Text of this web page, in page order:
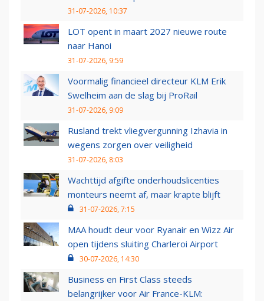
31-07-2026, 10:37
LOT opent in maart 2027 nieuwe route
naar Hanoi
31-07-2026, 9:59
Voormalig financieel directeur KLM Erik
Swelheim aan de slag bij ProRail
31-07-2026, 9:09
Rusland trekt vliegvergunning Izhavia in
wegens zorgen over veiligheid
31-07-2026, 8:03
Wachttijd afgifte onderhoudslicenties
monteurs neemt af, maar krapte blijft
31-07-2026, 7:15
MAA houdt deur voor Ryanair en Wizz Air
open tijdens sluiting Charleroi Airport
30-07-2026, 14:30
Business en First Class steeds
belangrijker voor Air France-KLM: